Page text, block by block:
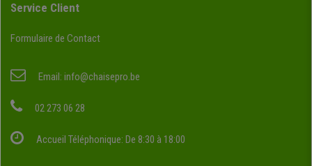
Service Client
Formulaire de Contact
Email: info@chaisepro.be
02 273 06 28
Accueil Téléphonique: De 8:30 à 18:00